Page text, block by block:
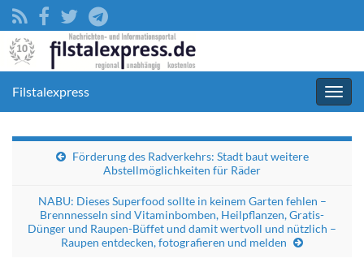
Filstalexpress
Förderung des Radverkehrs: Stadt baut weitere
Abstellmöglichkeiten für Räder
NABU: Dieses Superfood sollte in keinem Garten fehlen –
Brennnesseln sind Vitaminbomben, Heilpflanzen, Gratis-
Dünger und Raupen-Büffet und damit wertvoll und nützlich –
Raupen entdecken, fotografieren und melden